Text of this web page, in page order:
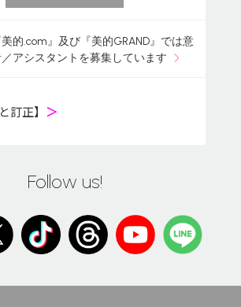
美的.com』及び『美的GRAND』では意
アシスタントを募集しています
訂正】 ＞
Follow us!